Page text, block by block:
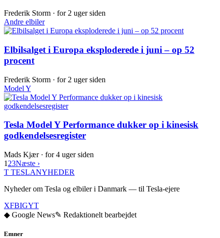
Frederik Storm · for 2 uger siden
Andre elbiler
Elbilsalget i Europa eksploderede i juni – op 52
procent
Frederik Storm · for 2 uger siden
Model Y
Tesla Model Y Performance dukker op i kinesisk
godkendelsesregister
Mads Kjær · for 4 uger siden
1 23Næste ›
T TESLANYHEDER
Nyheder om Tesla og elbiler i Danmark — til Tesla-ejere
XFBIGYT
◆ Google News✎ Redaktionelt bearbejdet
Emner